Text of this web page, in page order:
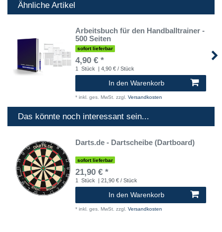
Ähnliche Artikel
Arbeitsbuch für den Handballtrainer -
500 Seiten
sofort lieferbar
4,90 € *
1 Stück | 4,90 € / Stück
In den Warenkorb
* inkl. ges. MwSt. zzgl. Versandkosten
Das könnte noch interessant sein...
Darts.de - Dartscheibe (Dartboard)
sofort lieferbar
21,90 € *
1 Stück | 21,90 € / Stück
In den Warenkorb
* inkl. ges. MwSt. zzgl. Versandkosten